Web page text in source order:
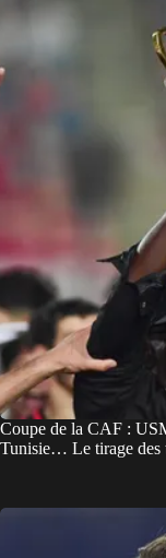
Coupe de la CAF :
Tunisie… Le tirage des